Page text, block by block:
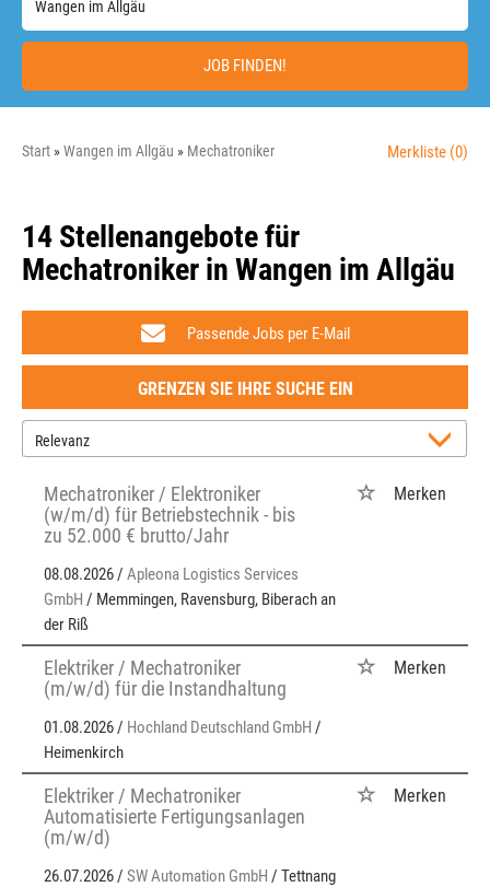
JOB FINDEN!
Start Wangen im Allgäu Mechatroniker Merkliste (0)
14 Stellenangebote für
Mechatroniker in Wangen im Allgäu
Passende Jobs per E-Mail
GRENZEN SIE IHRE SUCHE EIN
Mechatroniker / Elektroniker
(w/m/d) für Betriebstechnik - bis
zu 52.000 € brutto/Jahr
08.08.2026 / Apleona Logistics Services
GmbH / Memmingen, Ravensburg, Biberach an
der Riß
Merken
Elektriker / Mechatroniker
(m/w/d) für die Instandhaltung
01.08.2026 / Hochland Deutschland GmbH /
Heimenkirch
Merken
Elektriker / Mechatroniker
Automatisierte Fertigungsanlagen
(m/w/d)
26.07.2026 / SW Automation GmbH / Tettnang
Merken